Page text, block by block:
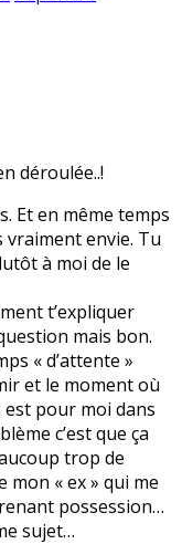
déroulée..!
Et en même temps
envie. Tu
à moi de le
t’expliquer
mais bon.
« d’attente »
et le moment où
pour moi dans
c’est que ça
trop de
mon « ex » qui me
possession…
sujet…